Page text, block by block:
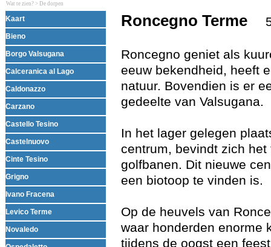
Wat te zien? >De dorpen
Menu overslaan
Kaart
Bieno
Borgo Valsugana
Calceranica al Lago
Caldonazzo
Carzano
Castello Tesino
Castelnuovo
Cinte Tesino
Grigno
Ivano Fracena
Levico Terme
Novaledo
Roncegno Terme
Roncegno geniet als
eeuw bekendheid, heeft
natuur. Bovendien is er
gedeelte van Valsugana.
In het lager gelegen
centrum, bevindt zich
golfbanen. Dit nieuwe
een biotoop te vinden is.
Op de heuvels van
waar honderden enorme
tijdens de oogst een